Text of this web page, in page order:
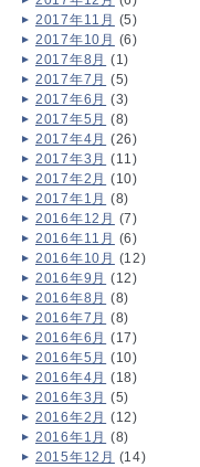
2017年11月 (5)
2017年10月 (6)
2017年8月 (1)
2017年7月 (5)
2017年6月 (3)
2017年5月 (8)
2017年4月 (26)
2017年3月 (11)
2017年2月 (10)
2017年1月 (8)
2016年12月 (7)
2016年11月 (6)
2016年10月 (12)
2016年9月 (12)
2016年8月 (8)
2016年7月 (8)
2016年6月 (17)
2016年5月 (10)
2016年4月 (18)
2016年3月 (5)
2016年2月 (12)
2016年1月 (8)
2015年12月 (14)